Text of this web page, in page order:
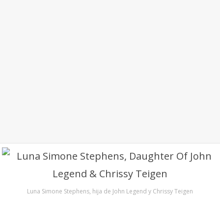
Luna Simone Stephens, hija de John Legend y Chrissy Teigen